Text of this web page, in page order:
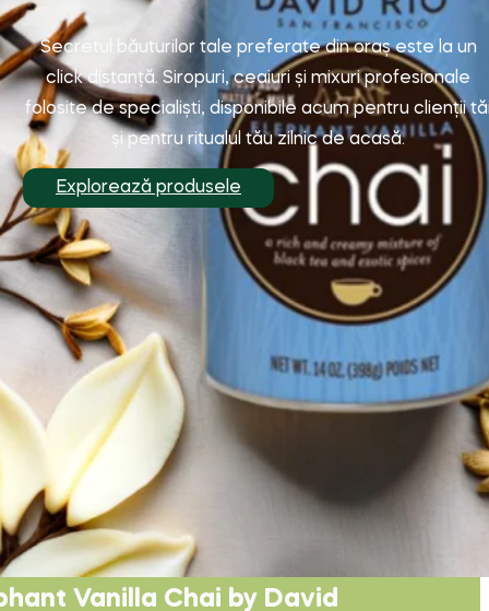
Secretul băuturilor tale preferate din oraș este la un
click distanță. Siropuri, ceaiuri și mixuri profesionale
folosite de specialiști, disponibile acum pentru clienții
și pentru ritualul tău zilnic de acasă.
Explorează produsele
Vanilla Chai by David